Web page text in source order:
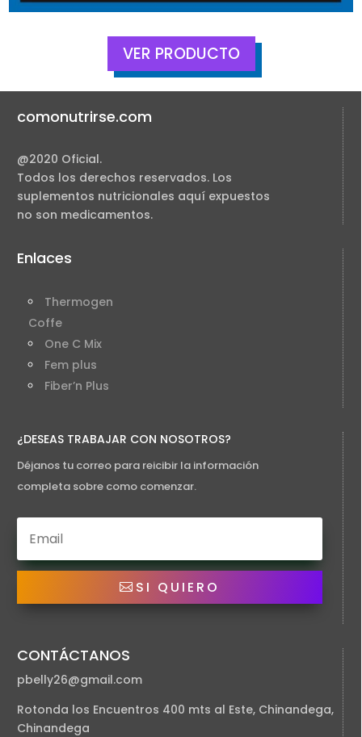
VER PRODUCTO
comonutrirse.com
@2020 Oficial.
Todos los derechos reservados. Los
suplementos nutricionales aquí expuestos
no son medicamentos.
Enlaces
Thermogen
Coffe
One C Mix
Fem plus
Fiber’n Plus
¿DESEAS TRABAJAR CON NOSOTROS?
Déjanos tu correo para reicibir la información
completa sobre como comenzar.
SI QUIERO
CONTÁCTANOS
pbelly26@gmail.com
Rotonda los Encuentros 400 mts al Este, Chinandega,
Chinandega